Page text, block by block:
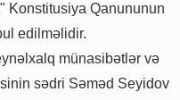
Konstitusiya Qanununun
edilməlidir.
münasibətlər və
sədri Səməd Seyidov